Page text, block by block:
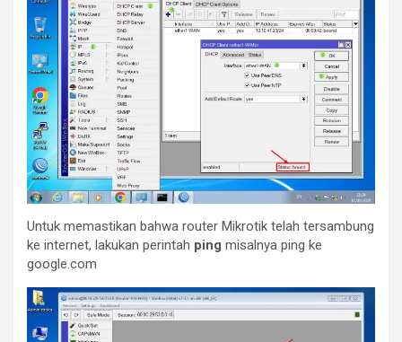
Untuk memastikan bahwa router Mikrotik telah tersambung
ke internet, lakukan perintah ping misalnya ping ke
google.com